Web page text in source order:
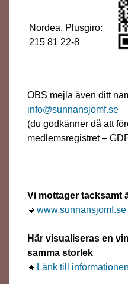
Nordea, Plusgiro:
215 81 22-8
OBS mejla även ditt
info@sunnansjomf.se
(du godkänner då att
medlemsregistret –
Vi mottager tacksamt
🔹www.sunnansjomf.se
Här visualiseras en
samma storlek
🔹 Länk till informationen